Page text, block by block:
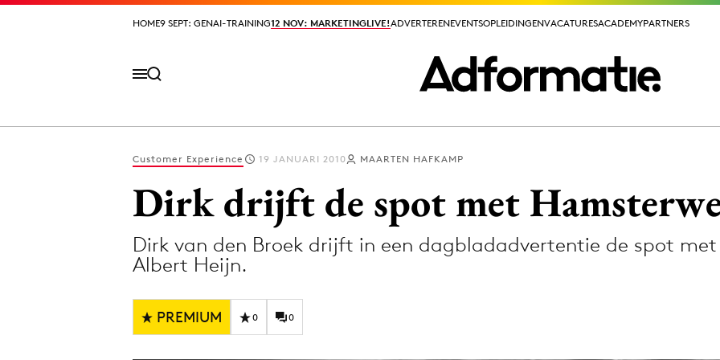
HOME9 SEPT: GENAI-TRAINING12 NOV: MARKETINGLIVE!ADVERTERENEVENTSOPLEIDINGENVACATURESACADEMYPARTNERS
HOME9 SEPT: GENAI-TRAINING12 NOV: MARKETINGLIVE!ADVERTERENEVENTSOPLEIDINGENVACATURESACADEMYPARTNERS
Digital transformation
Diversiteit
Customer Experience 19 JANUARI 2010 MAARTEN HAFKAMP
Dirk drijft de spot met
Dirk van den Broek drijft in een dagbladadvertentie de spot
Albert Heijn.
PREMIUM 0 0